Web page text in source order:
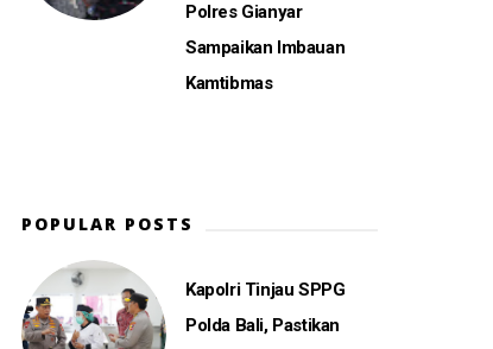
Polres Gianyar
Sampaikan Imbauan
Kamtibmas
POPULAR POSTS
Kapolri Tinjau SPPG
Polda Bali, Pastikan